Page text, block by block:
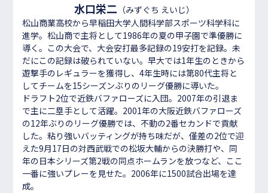
水口栄二 （みずぐち えいじ）
松山商業高校から早稲田大学人間科学部スポーツ科学科に
進学。松山商で主将として1986年の夏の甲子園で準優勝に
導く。この大会で、大会安打最多記録の19安打を記録。未
だにこの記録は破られていない。早大では1年生のときから
遊撃手のレギュラーを獲得し、4年生時には第80代主将と
してチームを15シーズンぶりのリーグ優勝に導いた。
ドラフト2位で近鉄バファローズに入団。2007年の引退ま
で主に二塁手として活躍。2001年の大阪近鉄バファローズ
の12年ぶりのリーグ優勝では、不動の2番セカンドで貢献
した。粘り強いバッティングが持ち味だが、僅差の2位で迎
えた9月17日の対西武戦での松坂大輔からの決勝打や、同
年の日本シリーズ第2戦の同点ホームランを放つなど、ここ
一番に強いプレーを見せた。2006年に1500試合出場を達
成。